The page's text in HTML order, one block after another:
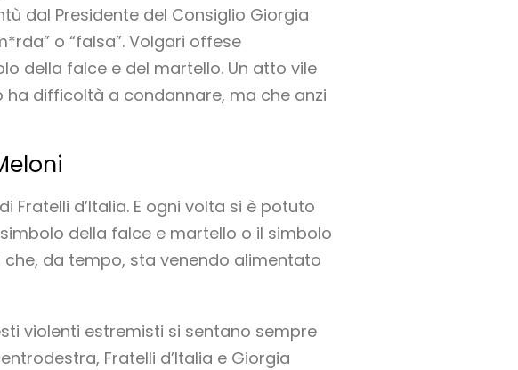
dal Presidente del Consiglio Giorgia
o “falsa”. Volgari offese
della falce e del martello. Un atto vile
difficoltà a condannare, ma che anzi
Fratelli d’Italia. E ogni volta si è potuto
della falce e martello o il simbolo
da tempo, sta venendo alimentato
violenti estremisti si sentano sempre
Fratelli d’Italia e Giorgia